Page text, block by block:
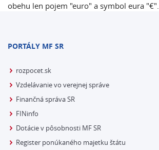
obehu len pojem "euro" a symbol eura "€".
PORTÁLY MF SR
rozpocet.sk
Vzdelávanie vo verejnej správe
Finančná správa SR
FINinfo
Dotácie v pôsobnosti MF SR
Register ponúkaného majetku štátu